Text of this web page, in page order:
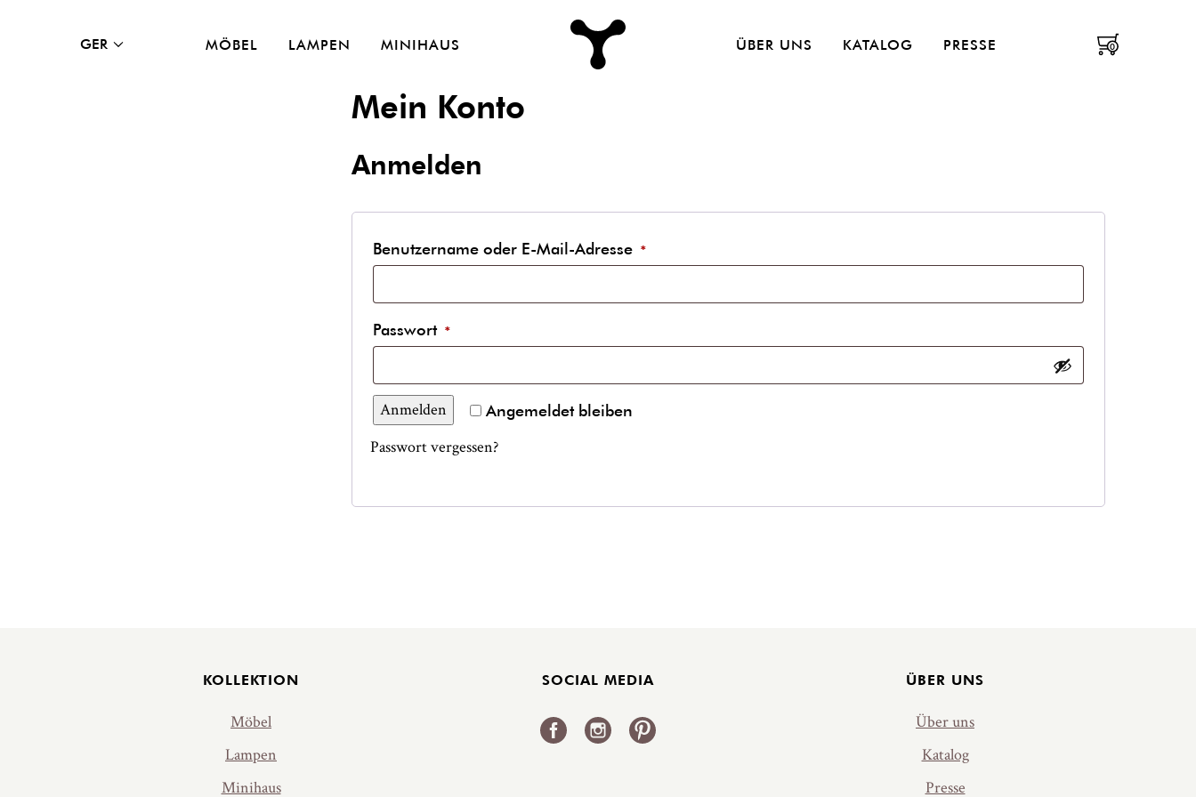
Peamenüü
MÖBEL LAMPEN MINIHAUS Peamenüü
ÜBER UNS KATALOG PRESSE
Site
GER 0
Mein Konto
Anmelden
Benutzername oder E-Mail-Adresse *Erforderlich
Passwort *Erforderlich
Angemeldet bleiben
Anmelden
Passwort vergessen?
KOLLEKTION
Möbel
Lampen
Minihaus
SOCIAL MEDIA ÜBER UNS
Über uns
Katalog
Presse